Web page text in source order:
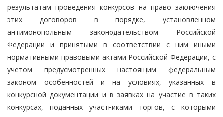
результатам проведения конкурсов на право заключения
этих договоров в порядке, установленном
антимонопольным законодательством Российской
Федерации и принятыми в соответствии с ним иными
нормативными правовыми актами Российской Федерации, с
учетом предусмотренных настоящим федеральным
законом особенностей и на условиях, указанных в
конкурсной документации и в заявках на участие в таких
конкурсах, поданных участниками торгов, с которыми